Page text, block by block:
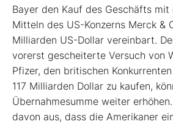
Bayer den Kauf des Geschäfts
Mitteln des US-Konzerns Merck &
Milliarden US-Dollar vereinbart.
vorerst gescheiterte Versuch von
Pfizer, den britischen
117 Milliarden Dollar zu kaufen,
Übernahmesumme weiter
davon aus, dass die Amerikaner